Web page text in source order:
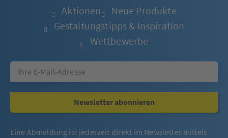
Aktionen
Neue Produkte
Gestaltungstipps & Inspiration
Wettbewerbe
Newsletter abonnieren
Eine Abmeldung ist jederzeit direkt im Newsletter mittels